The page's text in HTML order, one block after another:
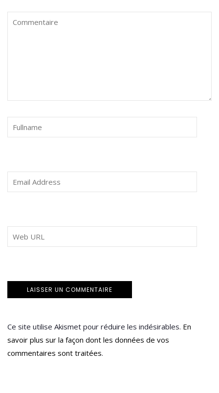
Ce site utilise Akismet pour réduire les indésirables. En
savoir plus sur la façon dont les données de vos
commentaires sont traitées.